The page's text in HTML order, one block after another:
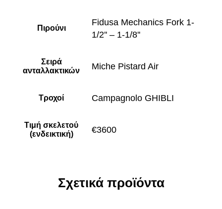
Πιρούνι
Fidusa Mechanics Fork 1-
1/2'' – 1-1/8''
Σειρά
ανταλλακτικών
Miche Pistard Air
Τροχοί Campagnolo GHIBLI
Τιμή σκελετού
(ενδεικτική)
€3600
Σχετικά προϊόντα